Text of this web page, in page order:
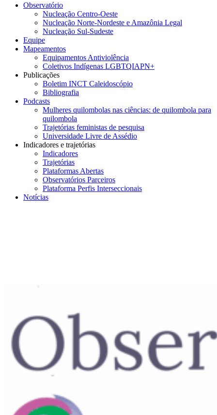
Observatório
Nucleação Centro-Oeste
Nucleação Norte-Nordeste e Amazônia Legal
Nucleação Sul-Sudeste
Equipe
Mapeamentos
Equipamentos Antiviolência
Coletivos Indígenas LGBTQIAPN+
Publicações
Boletim INCT Caleidoscópio
Bibliografia
Podcasts
Mulheres quilombolas nas ciências: de quilombola para
quilombola
Trajetórias feministas de pesquisa
Universidade Livre de Assédio
Indicadores e trajetórias
Indicadores
Trajetórias
Plataformas Abertas
Observatórios Parceiros
Plataforma Perfis Interseccionais
Notícias